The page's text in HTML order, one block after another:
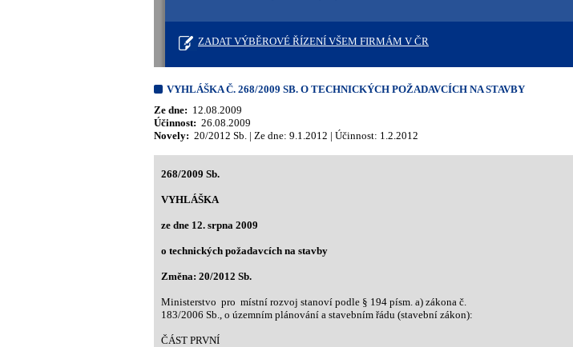
ZADAT VÝBĚROVÉ ŘÍZENÍ VŠEM FIRMÁM V ČR
VYHLÁŠKA Č. 268/2009 SB. O TECHNICKÝCH POŽADAVCÍCH NA STAVBY
Ze dne: 12.08.2009
Účinnost: 26.08.2009
Novely: 20/2012 Sb. | Ze dne: 9.1.2012 | Účinnost: 1.2.2012
268/2009 Sb.
VYHLÁŠKA
ze dne 12. srpna 2009
o technických požadavcích na stavby
Změna: 20/2012 Sb.
Ministerstvo pro místní rozvoj stanoví podle § 194 písm. a) zákona č.
183/2006 Sb., o územním plánování a stavebním řádu (stavební zákon):
ČÁST PRVNÍ